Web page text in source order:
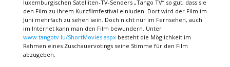
luxemburgischen Satelliten-TV-Senders „Tango TV“ so gut, dass sie
den Film zu ihrem Kurzfilmfestival einluden. Dort wird der Film im
Juni mehrfach zu sehen sein. Doch nicht nur im Fernsehen, auch
im Internet kann man den Film bewundern. Unter
www.tangotv.lu/ShortMovies.aspxbesteht die Möglichkeit im
Rahmen eines Zuschauervotings seine Stimme für den Film
abzugeben.